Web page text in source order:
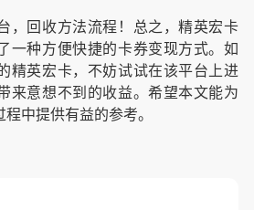
回收方法流程！总之，精英宏卡
一种方便快捷的卡券变现方式。如
精英宏卡，不妨试试在该平台上进
来意想不到的收益。希望本文能为
中提供有益的参考。